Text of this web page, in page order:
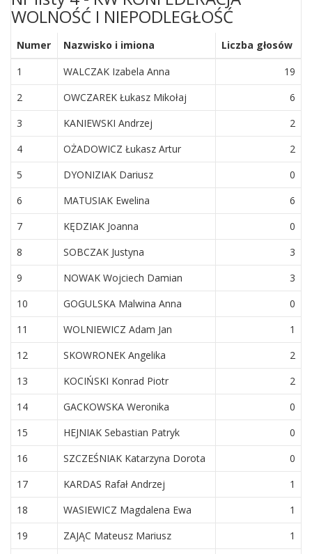
WOLNOŚĆ I NIEPODLEGŁOŚĆ
Numer Nazwisko i imiona
Liczba głosów
1
WALCZAK Izabela Anna
19
2
OWCZAREK Łukasz Mikołaj
6
3
KANIEWSKI Andrzej
2
4
OŻADOWICZ Łukasz Artur
2
5
DYONIZIAK Dariusz
0
6
MATUSIAK Ewelina
6
7
KĘDZIAK Joanna
0
8
SOBCZAK Justyna
3
9
NOWAK Wojciech Damian
3
10
GOGULSKA Malwina Anna
0
11
WOLNIEWICZ Adam Jan
1
12
SKOWRONEK Angelika
2
13
KOCIŃSKI Konrad Piotr
2
14
GACKOWSKA Weronika
0
15
HEJNIAK Sebastian Patryk
0
16
SZCZEŚNIAK Katarzyna Dorota
0
17
KARDAS Rafał Andrzej
1
18
WASIEWICZ Magdalena Ewa
1
19
ZAJĄC Mateusz Mariusz
1